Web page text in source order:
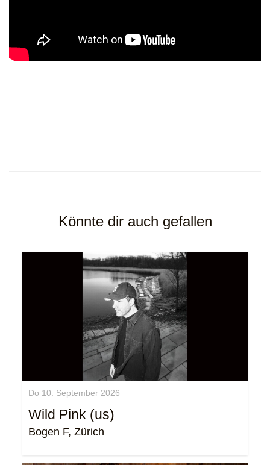
Könnte dir auch gefallen
Do 10. September 2026
Wild Pink (us)
Bogen F, Zürich